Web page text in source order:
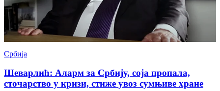
Србија
Шеварлић: Аларм за Србију, соја пропала,
сточарство у кризи, стиже увоз сумњиве хране